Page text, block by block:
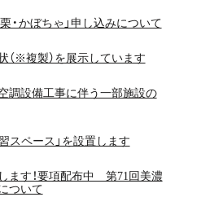
・かぼちゃ」申し込みについて
※複製）を展示しています
調設備工事に伴う一部施設の
スペース」を設置します
ます！要項配布中 第71回美濃
ついて